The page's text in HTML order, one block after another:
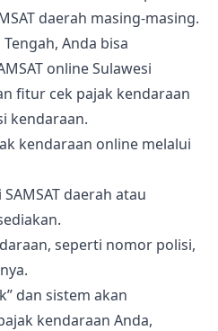
daerah masing-masing.
Anda bisa
online Sulawesi
fitur cek pajak kendaraan
kendaraan.
kendaraan online melalui
daerah atau
seperti nomor polisi,
dan sistem akan
kendaraan Anda,